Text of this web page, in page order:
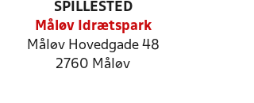
SPILLESTED
Måløv Idrætspark
Måløv Hovedgade 48
2760 Måløv